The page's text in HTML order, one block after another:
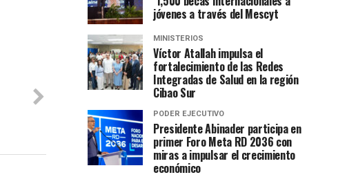
jóvenes a través del Mescyt
MINISTERIOS
Víctor Atallah impulsa el
fortalecimiento de las Redes
Integradas de Salud en la región
Cibao Sur
PODER EJECUTIVO
Presidente Abinader participa en
primer Foro Meta RD 2036 con
miras a impulsar el crecimiento
económico